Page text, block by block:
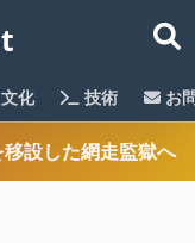
文化 技術 お
移設した網走監獄へ